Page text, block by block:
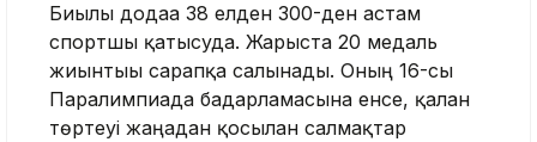
Биылғы додаға 38 елден 300-ден астам
спортшы қатысуда. Жарыста 20 медаль
жиынтығы сарапқа салынады. Оның 16-сы
Паралимпиада бағдарламасына енсе, қалған
төртеуі жаңадан қосылған салмақтар